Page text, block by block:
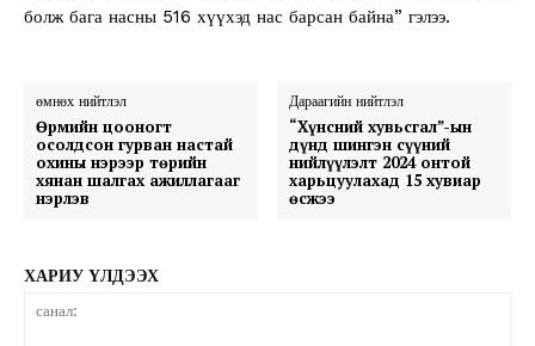
болж бага насны 516 хүүхэд нас барсан байна” гэлээ.
өмнөх нийтлэл
Өрмийн цооногт
осолдсон гурван настай
охины нэрээр төрийн
хянан шалгах ажиллагааг
нэрлэв
Дараагийн нийтлэл
“Хүнсний хувьсгал”-ын
дүнд шингэн сүүний
нийлүүлэлт 2024 онтой
харьцуулахад 15 хувиар
өсжээ
ХАРИУ ҮЛДЭЭХ